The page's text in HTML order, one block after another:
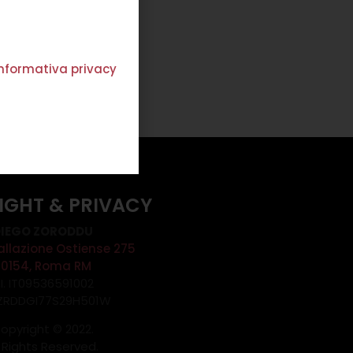
& PRIVACY
Ostiense 275
Roma RM
privacy